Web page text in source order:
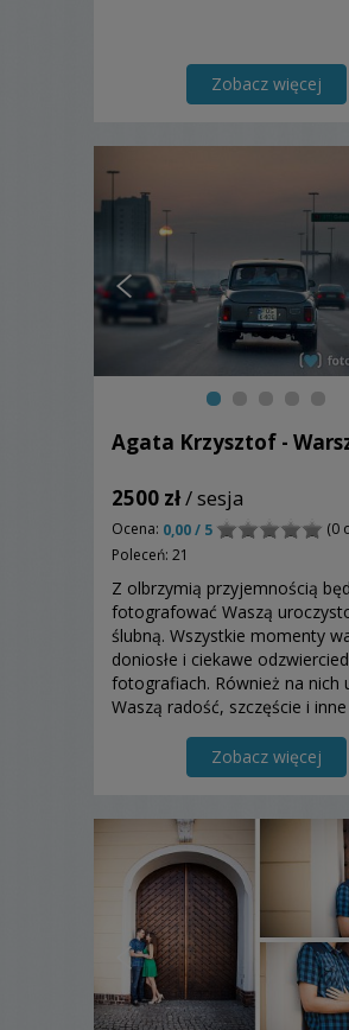
Zobacz więcej
Agata Krzysztof -
2500 zł/ sesja
Ocena: 0,00 / 5
(0
Poleceń: 21
Z olbrzymią przyjemnością
fotografować Waszą
ślubną. Wszystkie momenty
doniosłe i ciekawe
fotografiach. Również na nich
Waszą radość, szczęście i
ofertą i do skorzystania z niej!
Zobacz więcej